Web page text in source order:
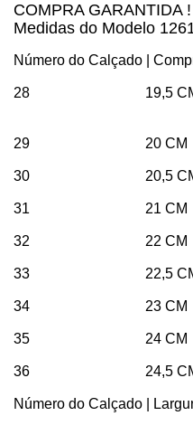
COMPRA GARANTIDA
Medidas do Modelo
Número do Calçado |
28
29 20
30 20,5
31 21
32 22 CM
33 22,5
34 23 CM
35 24 CM
36 24,5
Número do Calçado |